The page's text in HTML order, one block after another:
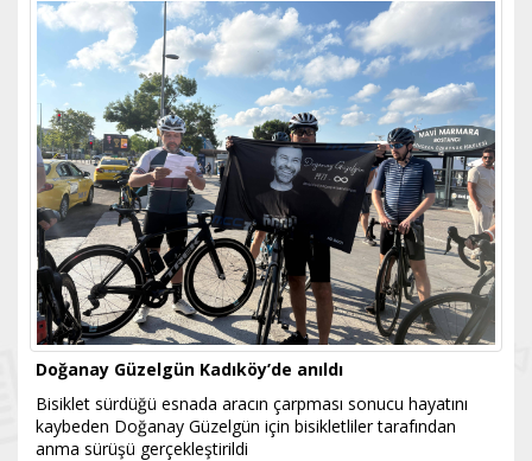
Doğanay Güzelgün Kadıköy’de anıldı
Bisiklet sürdüğü esnada aracın çarpması sonucu hayatını
kaybeden Doğanay Güzelgün için bisikletliler tarafından
anma sürüşü gerçekleştirildi